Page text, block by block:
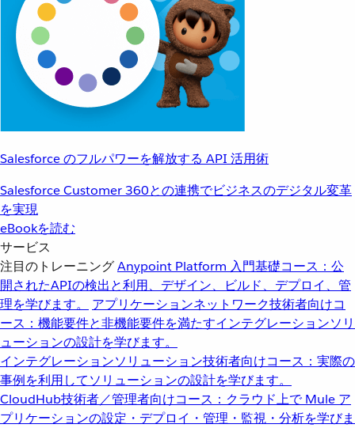
Salesforce のフルパワーを解放する API 活用術
Salesforce Customer 360との連携でビジネスのデジタル変革
を実現
eBookを読む
サービス
注目のトレーニングAnypoint Platform 入門基礎コース：公
開されたAPIの検出と利用、デザイン、ビルド、デプロイ、管
理を学びます。
アプリケーションネットワーク技術者向けコ
ース：機能要件と非機能要件を満たすインテグレーションソリ
ューションの設計を学びます。
インテグレーションソリューション技術者向けコース：実際の
事例を利用してソリューションの設計を学びます。
CloudHub技術者／管理者向けコース：クラウド上で Mule ア
プリケーションの設定・デプロイ・管理・監視・分析を学びま